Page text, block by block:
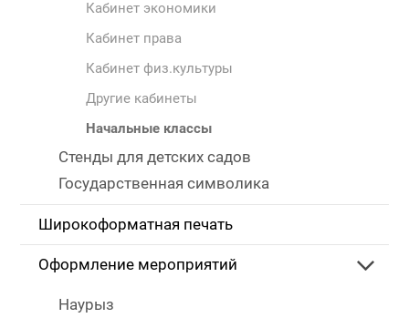
Кабинет экономики
Кабинет права
Кабинет физ.культуры
Другие кабинеты
Начальные классы
Стенды для детских садов
Государственная символика
Широкоформатная печать
Оформление мероприятий
Наурыз